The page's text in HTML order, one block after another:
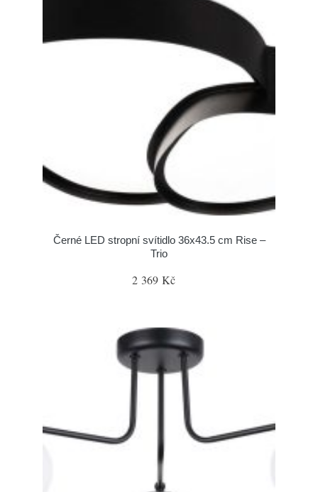
Černé LED stropní svítidlo 36x43.5 cm Rise –
Trio
2 369 Kč